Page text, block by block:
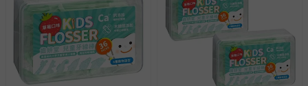
品名：【汪汪隊聯名款】兒童含鈣健齒牙膏
品牌：齒妍堂
商品產地（國）：台灣